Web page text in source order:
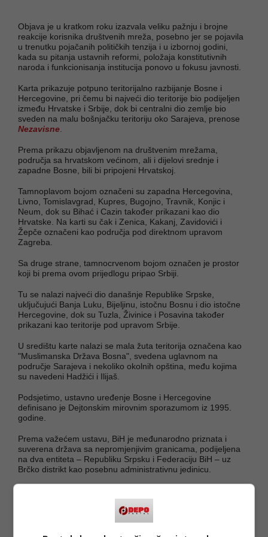
Objava je u kratkom roku izazvala veliku pažnju i brojne
reakcije korisnika društvenih mreža, posebno jer se pojavila
u trenutku pojačanih političkih tenzija i u izbornoj godini,
kada su pitanja ustavnih reformi, položaja konstitutivnih
naroda i funkcionisanja institucija ponovo u fokusu javnosti.
Karta prikazuje potpuno teritorijalno razbijanje Bosne i
Hercegovine, pri čemu bi najveći dio teritorije bio podijeljen
između Hrvatske i Srbije, dok bi centralni dio zemlje bio
sveden na malu bošnjačku teritoriju oko Sarajeva, prenose
Nezavisne
Prema prikazu objavljenom na društvenim mrežama,
područja sa hrvatskom većinom, ali i dijelovi srednje i
zapadne Bosne, bili bi pripojeni Hrvatskoj.
Tamnoplavom bojom označeni su zapadna Hercegovina,
Livno, Tomislavgrad, Kupres, Bugojno, Travnik, Konjic i
Neum, dok su Bihać i Cazin također prikazani kao dio
Hrvatske. Na karti su čak i Zenica, Kakanj, Zavidovići i
Žepče označeni kao područja pod direktnom upravom
Zagreba.
Sa druge strane, tamnocrvenom bojom označen je prostor
koji bi prema ovom prijedlogu pripao Srbiji.
Tu se nalazi najveći dio današnje Republike Srpske,
uključujući Banja Luku, Bijeljinu, istočnu Bosnu i dio istočne
Hercegovine, dok su Tuzla, Živinice i Posavina također
prikazani kao teritorije pod upravom Srbije.
U središtu karte nalazi se mala žuta teritorija označena kao
"Muslimanska Država Bosna", svedena uglavnom na
područje Sarajeva i nekoliko okolnih opština, među kojima
su navedeni Hadžići i Ilijaš.
Podsjetimo, ustavno uređenje Bosne i Hercegovine
definisano je Dejtonskim mirovnim sporazumom iz 1995.
godine.
Prema važećem ustavu, BiH je međunarodno priznata i
suverena država sa nepromjenjivim granicama, podijeljena
na dva entiteta – Republiku Srpsku i Federaciju BiH – uz
Brčko distrikt kao posebnu administrativnu jedinicu.
Podržimo mirni raspad protektorata
pic.twitter.com/VWUAHNKj3g
— Ultor Ater (@Ultor_Ater)